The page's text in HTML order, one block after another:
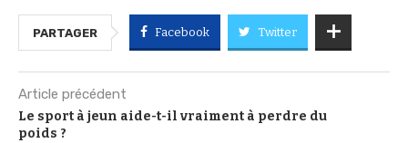
PARTAGER Facebook Twitter
Article précédent
Le sport à jeun aide-t-il vraiment à perdre du
poids ?